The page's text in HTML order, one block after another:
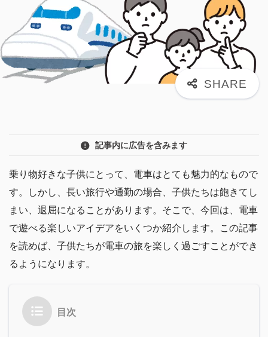
記事内に広告を含みます
乗り物好きな子供にとって、電車はとても魅力的なもので
す。しかし、長い旅行や通勤の場合、子供たちは飽きてし
まい、退屈になることがあります。そこで、今回は、電車
で遊べる楽しいアイデアをいくつか紹介します。この記事
を読めば、子供たちが電車の旅を楽しく過ごすことができ
るようになります。
目次